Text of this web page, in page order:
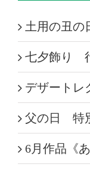
土用の丑
七夕飾り
デザートレ
父の日 特
6月作品《